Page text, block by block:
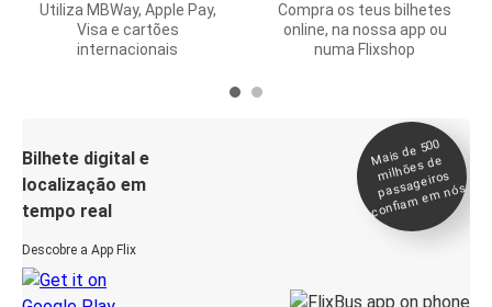
Utiliza MBWay, Apple Pay,
Visa e cartões
internacionais
Compra os teus bilhetes
online, na nossa app ou
numa Flixshop
Bilhete digital e
localização em
tempo real
Descobre a App Flix
Mais de 500
milhões de
passageiros
confia
m e
m nós